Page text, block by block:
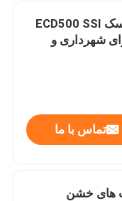
سیستم پخش دیسک ECD500 SSI
شهرداری و
تماس با ما
های خشن